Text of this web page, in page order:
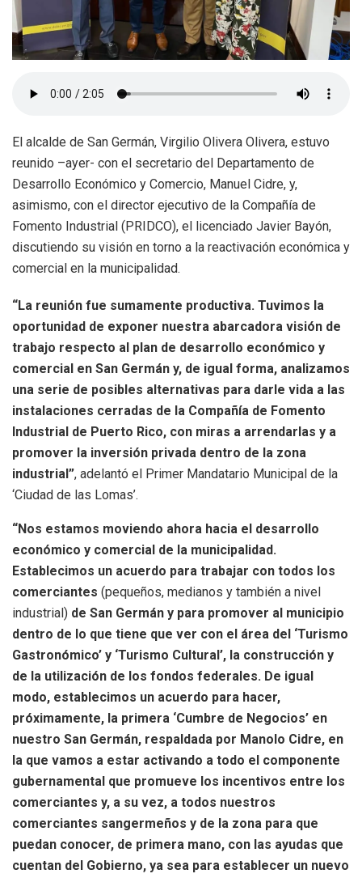
El alcalde de San Germán, Virgilio Olivera Olivera, estuvo
reunido –ayer- con el secretario del Departamento de
Desarrollo Económico y Comercio, Manuel Cidre, y,
asimismo, con el director ejecutivo de la Compañía de
Fomento Industrial (PRIDCO), el licenciado Javier Bayón,
discutiendo su visión en torno a la reactivación económica y
comercial en la municipalidad.
“La reunión fue sumamente productiva. Tuvimos la
oportunidad de exponer nuestra abarcadora visión de
trabajo respecto al plan de desarrollo económico y
comercial en San Germán y, de igual forma, analizamos
una serie de posibles alternativas para darle vida a las
instalaciones cerradas de la Compañía de Fomento
Industrial de Puerto Rico, con miras a arrendarlas y a
promover la inversión privada dentro de la zona
industrial”, adelantó el Primer Mandatario Municipal de la
‘Ciudad de las Lomas’.
“Nos estamos moviendo ahora hacia el desarrollo
económico y comercial de la municipalidad.
Establecimos un acuerdo para trabajar con todos los
comerciantes (pequeños, medianos y también a nivel
industrial) de San Germán y para promover al municipio
dentro de lo que tiene que ver con el área del ‘Turismo
Gastronómico’ y ‘Turismo Cultural’, la construcción y
de la utilización de los fondos federales. De igual
modo, establecimos un acuerdo para hacer,
próximamente, la primera ‘Cumbre de Negocios’ en
nuestro San Germán, respaldada por Manolo Cidre, en
la que vamos a estar activando a todo el componente
gubernamental que promueve los incentivos entre los
comerciantes y, a su vez, a todos nuestros
comerciantes sangermeños y de la zona para que
puedan conocer, de primera mano, con las ayudas que
cuentan del Gobierno, ya sea para establecer un nuevo